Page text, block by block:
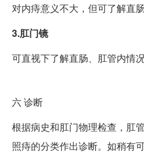
对内痔意义不大，但可了解直
3.肛门镜
可直视下了解直肠、肛管内情况
六诊断
根据病史和肛门物理检查，肛
照痔的分类作出诊断。如稍有